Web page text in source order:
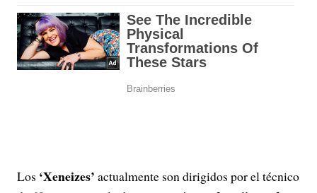
Los ‘Xeneizes’ actualmente son dirigidos por el técnico